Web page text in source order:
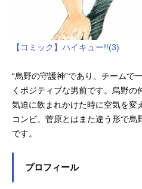
【コミック】ハイキュー!!(3)
“烏野の守護神”であり、チームで
くポジティブな男前です。烏野
気迫に飲まれかけた時に空気を変
コンビ。菅原とはまた違う形で
です。
プロフィール